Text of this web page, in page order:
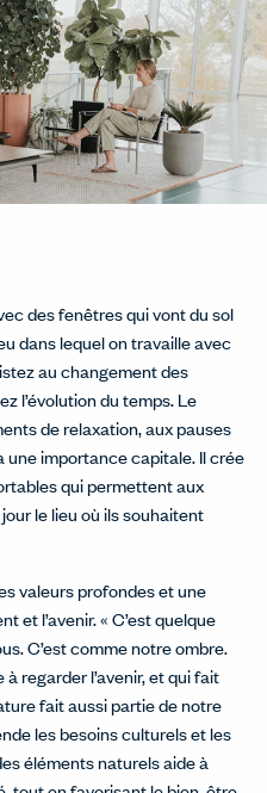
des fenêtres qui vont du sol
dans lequel on travaille avec
au changement des
l’évolution du temps. Le
de relaxation, aux pauses
importance capitale. Il crée
qui permettent aux
le lieu où ils souhaitent
valeurs profondes et une
et l’avenir. « C’est quelque
C’est comme notre ombre.
regarder l’avenir, et qui fait
fait aussi partie de notre
les besoins culturels et les
éléments naturels aide à